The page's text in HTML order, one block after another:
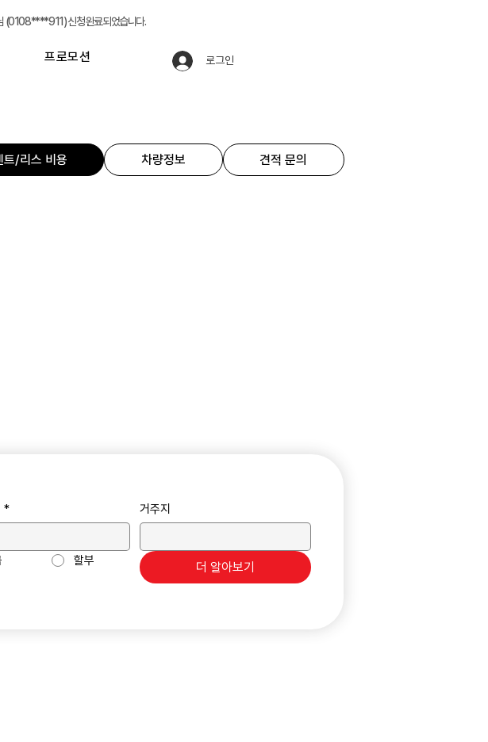
(0108****911) 신청 완료되었습니다.
프로모션 로그인
트/리스 비용 차량정보 견적 문의
* 거주지
할부 더 알아보기